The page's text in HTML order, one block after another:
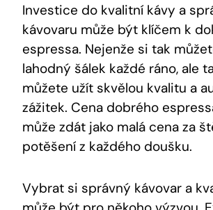
Investice do kvalitní kávy a
kávovaru může být klíčem k
espressa. Nejenže si tak
lahodný šálek každé ráno, ale
můžete užít skvělou kvalitu a
zážitek. Cena dobrého
může zdát jako malá cena za
potěšení z každého doušku.
Vybrat si správný kávovar a